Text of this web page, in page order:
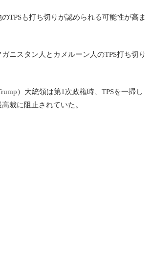
TPSも打ち切りが認められる可能性が高ま
ガニスタン人とカメルーン人のTPS打ち切り
）大統領は第1次政権時、TPSを一掃し
裁に阻止されていた。